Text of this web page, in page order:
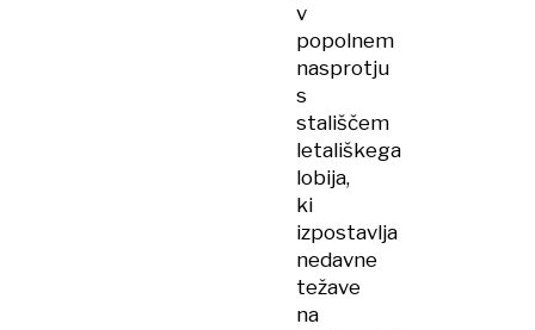
v
popolnem
nasprotju
s
stališčem
letališkega
lobija,
ki
izpostavlja
nedavne
težave
na